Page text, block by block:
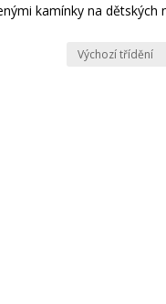
kamínky na dětských